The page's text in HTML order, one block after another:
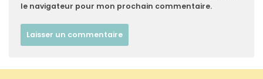
le navigateur pour mon prochain commentaire.